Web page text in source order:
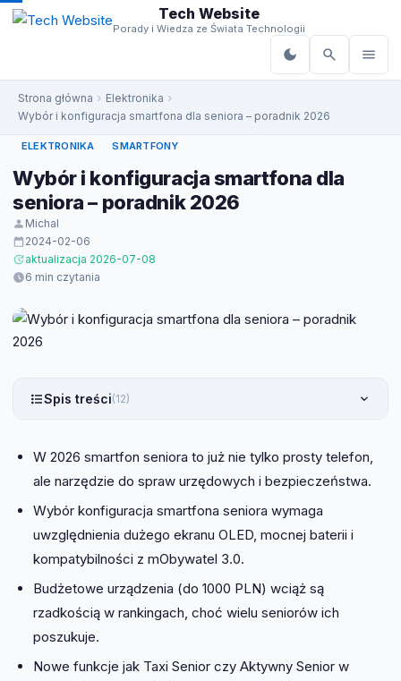
do
treści
Tech Website
Porady i Wiedza ze Świata Technologii
Strona główna
Elektronika
Wybór i konfiguracja smartfona dla seniora – poradnik 2026
ELEKTRONIKA SMARTFONY
Wybór i konfiguracja smartfona dla
seniora – poradnik 2026
Michal
2024-02-06
aktualizacja 2026-07-08
6 min czytania
Spis treści(12)
W 2026 smartfon seniora to już nie tylko prosty telefon,
ale narzędzie do spraw urzędowych i bezpieczeństwa.
Wybór konfiguracja smartfona seniora wymaga
uwzględnienia dużego ekranu OLED, mocnej baterii i
kompatybilności z mObywatel 3.0.
Budżetowe urządzenia (do 1000 PLN) wciąż są
rzadkością w rankingach, choć wielu seniorów ich
poszukuje.
Nowe funkcje jak Taxi Senior czy Aktywny Senior w